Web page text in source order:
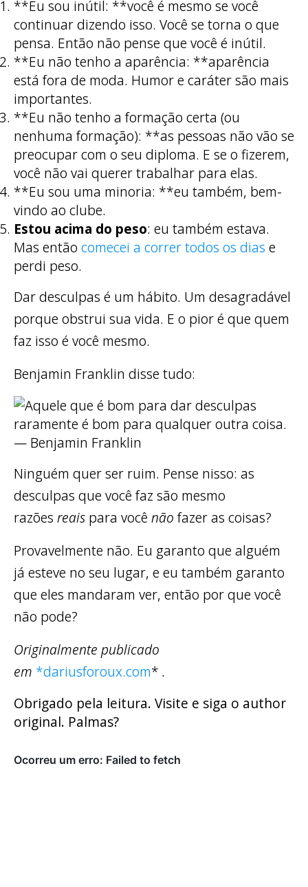
**Eu sou inútil: **você é mesmo se você
continuar dizendo isso. Você se torna o que
pensa. Então não pense que você é inútil.
**Eu não tenho a aparência: **aparência
está fora de moda. Humor e caráter são mais
importantes.
**Eu não tenho a formação certa (ou
nenhuma formação): **as pessoas não vão se
preocupar com o seu diploma. E se o fizerem,
você não vai querer trabalhar para elas.
**Eu sou uma minoria: **eu também, bem-
vindo ao clube.
Estou acima do peso: eu também estava.
Mas então comecei a correr todos os dias e
perdi peso.
Dar desculpas é um hábito. Um desagradável
porque obstrui sua vida. E o pior é que quem
faz isso é você mesmo.
Benjamin Franklin disse tudo:
Ninguém quer ser ruim. Pense nisso: as
desculpas que você faz são mesmo
razões reais para você não fazer as coisas?
Provavelmente não. Eu garanto que alguém
já esteve no seu lugar, e eu também garanto
que eles mandaram ver, então por que você
não pode?
Originalmente publicado
em *dariusforoux.com* .
Obrigado pela leitura. Visite e siga o author
original. Palmas?